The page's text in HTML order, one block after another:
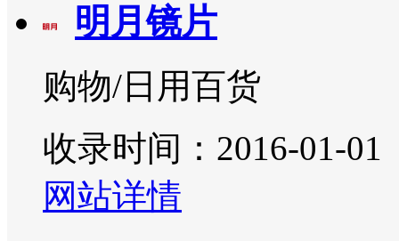
明月镜片
购物/日用百货
收录时间：2016-01-01
网站详情